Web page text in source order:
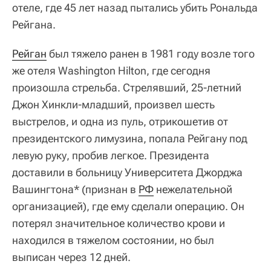
отеле, где 45 лет назад пытались убить Рональда
Рейгана.
Рейган был тяжело ранен в 1981 году возле того
же отеля Washington Hilton, где сегодня
произошла стрельба. Стрелявший, 25-летний
Джон Хинкли-младший, произвел шесть
выстрелов, и одна из пуль, отрикошетив от
президентского лимузина, попала Рейгану под
левую руку, пробив легкое. Президента
доставили в больницу Университета Джорджа
Вашингтона* (признан в РФ нежелательной
организацией), где ему сделали операцию. Он
потерял значительное количество крови и
находился в тяжелом состоянии, но был
выписан через 12 дней.